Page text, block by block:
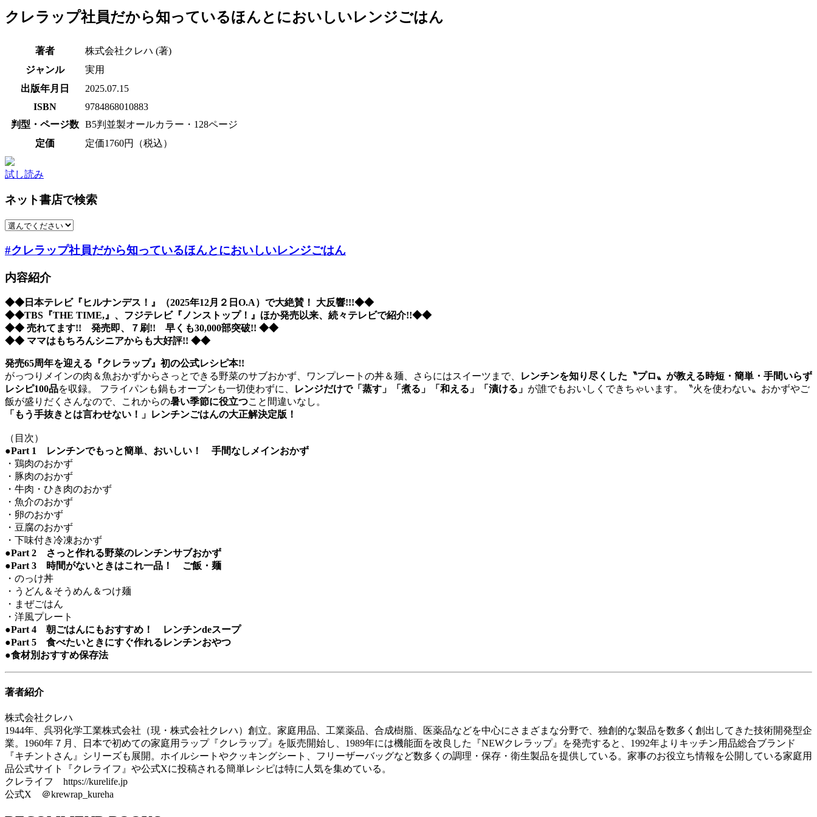
クレラップ社員だから知っているほんとにおいしいレンジごはん
著者
株式会社クレハ (著)
ジャンル
実用
出版年月日
2025.07.15
ISBN
9784868010883
判型・ページ数 B5判並製オールカラー・128ページ
定価
定価1760円（税込）
試し読み
ネット書店で検索
#クレラップ社員だから知っているほんとにおいしいレンジごはん
内容紹介
◆◆日本テレビ『ヒルナンデス！』（2025年12月２日O.A）で大絶賛！ 大反響!!!◆◆
◆◆TBS『THE TIME,』、フジテレビ『ノンストップ！』ほか発売以来、続々テレビで紹介!!◆◆
◆◆ 売れてます!! 発売即、７刷!! 早くも30,000部突破!! ◆◆
◆◆ ママはもちろんシニアからも大好評!! ◆◆
発売65周年を迎える『クレラップ』初の公式レシピ本!!
がっつりメインの肉＆魚おかずからさっとできる野菜のサブおかず、ワンプレートの丼＆麺、さらにはスイーツまで、
レンチンを知り尽くした〝プロ〟が教える時短・簡単・手間いらず
レシピ100品を収録。 フライパンも鍋もオーブンも一切使わずに、 レンジだけで「蒸す」「煮る」「和える」「漬ける」 が誰でもおいしくできちゃいます。〝火を使わない〟おかずやご
飯が盛りだくさんなので、これからの暑い季節に役立つこと間違いなし。
「もう手抜きとは言わせない！」レンチンごはんの大正解決定版！
（目次）
●Part 1 レンチンでもっと簡単、おいしい！ 手間なしメインおかず
・鶏肉のおかず
・豚肉のおかず
・牛肉・ひき肉のおかず
・魚介のおかず
・卵のおかず
・豆腐のおかず
・下味付き冷凍おかず
●Part 2 さっと作れる野菜のレンチンサブおかず
●Part 3 時間がないときはこれ一品！ ご飯・麺
・のっけ丼
・うどん＆そうめん＆つけ麺
・まぜごはん
・洋風プレート
●Part 4 朝ごはんにもおすすめ！ レンチンdeスープ
●Part 5 食べたいときにすぐ作れるレンチンおやつ
●食材別おすすめ保存法
著者紹介
株式会社クレハ
1944年、呉羽化学工業株式会社（現・株式会社クレハ）創立。家庭用品、工業薬品、合成樹脂、医薬品などを中心にさまざまな分野で、独創的な製品を数多く創出してきた技術開発型企
業。1960年７月、日本で初めての家庭用ラップ『クレラップ』を販売開始し、1989年には機能面を改良した『NEWクレラップ』を発売すると、1992年よりキッチン用品総合ブランド
『キチントさん』シリーズも展開。ホイルシートやクッキングシート、フリーザーバッグなど数多くの調理・保存・衛生製品を提供している。家事のお役立ち情報を公開している家庭用
品公式サイト『クレライフ』や公式Xに投稿される簡単レシピは特に人気を集めている。
クレライフ https://kurelife.jp
公式X ＠krewrap_kureha